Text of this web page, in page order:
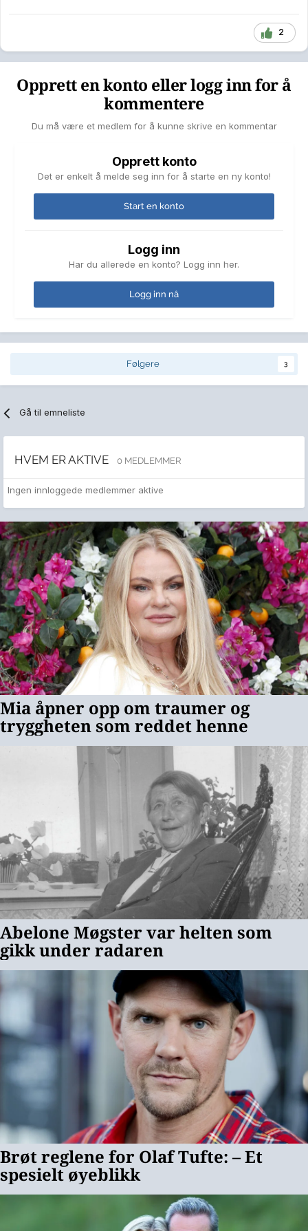
2
Opprett en konto eller logg inn for å
kommentere
Du må være et medlem for å kunne skrive en kommentar
Opprett konto
Det er enkelt å melde seg inn for å starte en ny konto!
Start en konto
Logg inn
Har du allerede en konto? Logg inn her.
Logg inn nå
Følgere 3
Gå til emneliste
HVEM ER AKTIVE 0 MEDLEMMER
Ingen innloggede medlemmer aktive